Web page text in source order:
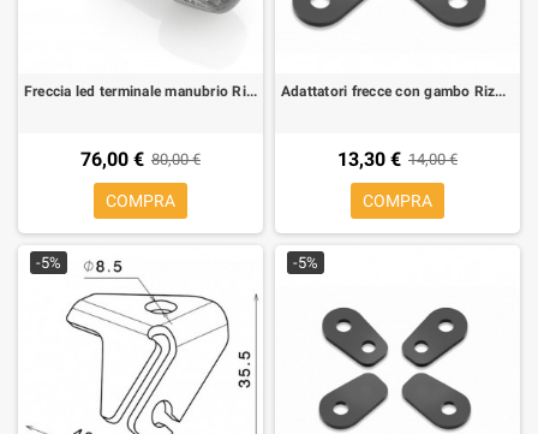
Freccia led terminale manubrio Rizoma Sguardo
76,00 € 80,00 €
COMPRA
Adattatori frecce con gambo Rizoma per MV Agusta Brutale 800 (1 kit per 2 frecce)
13,30 € 14,00 €
COMPRA
-5% -5%